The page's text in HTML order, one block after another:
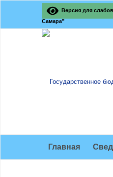
Версия для
Самара"
Главная